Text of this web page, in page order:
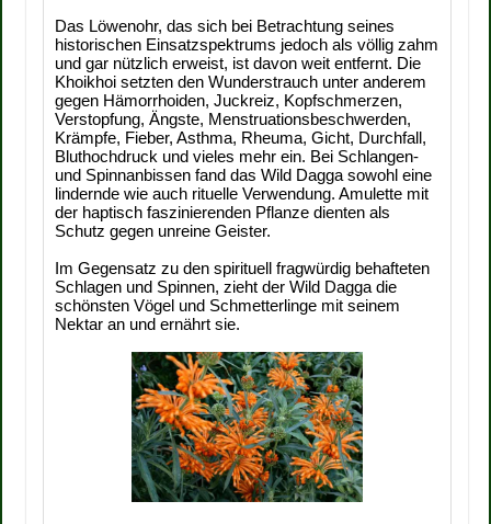
Das Löwenohr, das sich bei Betrachtung seines
historischen Einsatzspektrums jedoch als völlig zahm
und gar nützlich erweist, ist davon weit entfernt. Die
Khoikhoi setzten den Wunderstrauch unter anderem
gegen Hämorrhoiden, Juckreiz, Kopfschmerzen,
Verstopfung, Ängste, Menstruationsbeschwerden,
Krämpfe, Fieber, Asthma, Rheuma, Gicht, Durchfall,
Bluthochdruck und vieles mehr ein. Bei Schlangen-
und Spinnanbissen fand das Wild Dagga sowohl eine
lindernde wie auch rituelle Verwendung. Amulette mit
der haptisch faszinierenden Pflanze dienten als
Schutz gegen unreine Geister.
Im Gegensatz zu den spirituell fragwürdig behafteten
Schlagen und Spinnen, zieht der Wild Dagga die
schönsten Vögel und Schmetterlinge mit seinem
Nektar an und ernährt sie.